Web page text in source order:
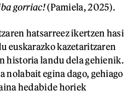
gorriac!(Pamiela, 2025).
hatsarreez ikertzen hasi
euskarazko kazetaritzaren
historia landu dela gehienik.
nolabait egina dago, gehiago
hedabide horiek